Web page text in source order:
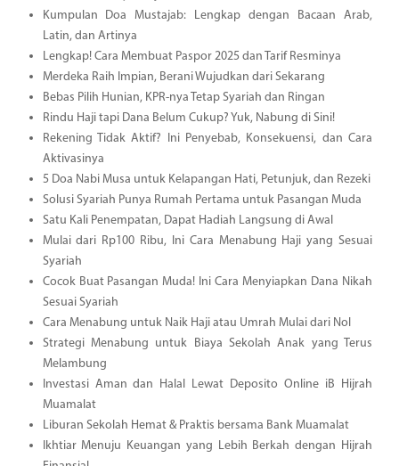
Kumpulan Doa Mustajab: Lengkap dengan Bacaan Arab,
Latin, dan Artinya
Lengkap! Cara Membuat Paspor 2025 dan Tarif Resminya
Merdeka Raih Impian, Berani Wujudkan dari Sekarang
Bebas Pilih Hunian, KPR-nya Tetap Syariah dan Ringan
Rindu Haji tapi Dana Belum Cukup? Yuk, Nabung di Sini!
Rekening Tidak Aktif? Ini Penyebab, Konsekuensi, dan Cara
Aktivasinya
5 Doa Nabi Musa untuk Kelapangan Hati, Petunjuk, dan Rezeki
Solusi Syariah Punya Rumah Pertama untuk Pasangan Muda
Satu Kali Penempatan, Dapat Hadiah Langsung di Awal
Mulai dari Rp100 Ribu, Ini Cara Menabung Haji yang Sesuai
Syariah
Cocok Buat Pasangan Muda! Ini Cara Menyiapkan Dana Nikah
Sesuai Syariah
Cara Menabung untuk Naik Haji atau Umrah Mulai dari Nol
Strategi Menabung untuk Biaya Sekolah Anak yang Terus
Melambung
Investasi Aman dan Halal Lewat Deposito Online iB Hijrah
Muamalat
Liburan Sekolah Hemat & Praktis bersama Bank Muamalat
Ikhtiar Menuju Keuangan yang Lebih Berkah dengan Hijrah